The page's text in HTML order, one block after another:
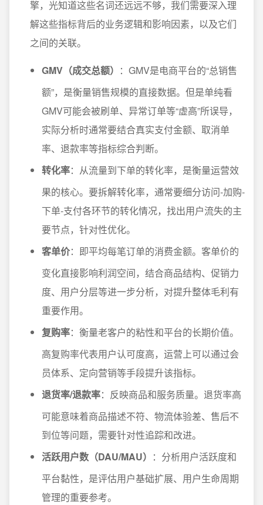
擎，光知道这些名词还远远不够，我们需要深入理
解这些指标背后的业务逻辑和影响因素，以及它们
之间的关联。
GMV（成交总额） ：GMV是电商平台的“总销售
额”，是衡量销售规模的直接数据。但是单纯看
GMV可能会被刷单、异常订单等“虚高”所误导，
实际分析时通常要结合真实支付金额、 取消单
率、 退款率等指标综合判断。
转化率：从流量到下单的转化率，是衡量运营效
果的核心。要拆解转化率，通常要细分访问-加购-
下单-支付各环节的转化情况，找出用户流失的主
要节点，针对性优化。
客单价：即平均每笔订单的消费金额。客单价的
变化直接影响利润空间，结合商品结构、促销力
度、用户分层等进一步分析，对提升整体毛利有
重要作用。
复购率：衡量老客户的粘性和平台的长期价值。
高复购率代表用户认可度高，运营上可以通过会
员体系、定向营销等手段提升该指标。
退货率/退款率：反映商品和服务质量。退货率高
可能意味着商品描述不符、物流体验差、售后不
到位等问题，需要针对性追踪和改进。
活跃用户数（DAU/MAU） ：分析用户活跃度和
平台黏性，是评估用户基础扩展、用户生命周期
管理的重要参考。